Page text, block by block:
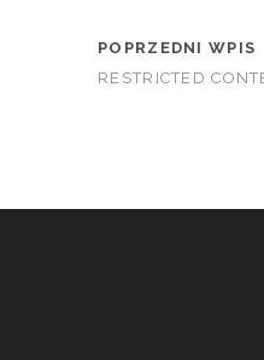
POPRZEDNI WPIS
RESTRICTED